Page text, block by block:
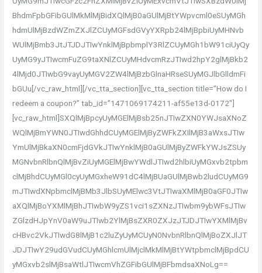
BhdmFpbGFibGUlMkMlMjBidXQlMjB0aGUlMjBtYWpvcml0eSUyMGh
hdmUlMjBzdWZmZXJlZCUyMGFsdGVyYXRpb24lMjBpbiUyMHNvb
WUlMjBmb3JtJTJDJTIwYnklMjBpbmplY3RlZCUyMGh1bW91ciUyQy
UyMG9yJTIwcmFuZG9taXNlZCUyMHdvcmRzJTIwd2hpY2glMjBkb2
4lMjd0JTIwbG9vayUyMGV2ZW4lMjBzbGlnaHRseSUyMGJlbGlldmFi
bGUu[/vc_raw_html][/vc_tta_section][vc_tta_section title=”How do I
redeem a coupon?” tab_id=”1471069174211-af55e13d-0172″]
[vc_raw_html]SXQlMjBpcyUyMGElMjBsb25nJTIwZXN0YWJsaXNoZ
WQlMjBmYWN0JTIwdGhhdCUyMGElMjByZWFkZXIlMjB3aWxsJTIw
YmUlMjBkaXN0cmFjdGVkJTIwYnklMjB0aGUlMjByZWFkYWJsZSUy
MGNvbnRlbnQlMjBvZiUyMGElMjBwYWdlJTIwd2hlbiUyMGxvb2tpbm
clMjBhdCUyMGl0cyUyMGxheW91dC4lMjBUaGUlMjBwb2ludCUyMG9
mJTIwdXNpbmclMjBMb3JlbSUyMElwc3VtJTIwaXMlMjB0aGF0JTIw
aXQlMjBoYXMlMjBhJTIwbW9yZS1vci1sZXNzJTIwbm9ybWFsJTIw
ZGlzdHJpYnV0aW9uJTIwb2YlMjBsZXR0ZXJzJTJDJTIwYXMlMjBv
cHBvc2VkJTIwdG8lMjB1c2luZyUyMCUyN0NvbnRlbnQlMjBoZXJlJT
JDJTIwY29udGVudCUyMGhlcmUlMjclMkMlMjBtYWtpbmclMjBpdCU
yMGxvb2slMjBsaWtlJTIwcmVhZGFibGUlMjBFbmdsaXNoLg==